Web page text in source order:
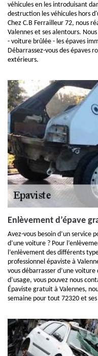
véhicules en les introduisant
destruction les véhicules hors
Chez C.B Ferrailleur 72, nous
Valennes et ses alentours.
- voiture brûlée - les épaves
Débarrassez-vous des épaves
extérieurs.
Enlèvement d’épave
Avez-vous besoin d’un service
d’une voiture ? Pour
l’enlèvement des différents
professionnel épaviste à
vous débarrasser d’une
d’usage, vous pouvez nous
Épaviste gratuit à Valennes,
semaine pour tout 72320 et ses